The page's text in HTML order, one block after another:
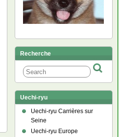
Recherche
Uechi-ryu
Uechi-ryu Carrières sur
Seine
Uechi-ryu Europe